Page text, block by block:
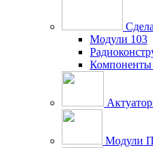
Модули 103
Модули